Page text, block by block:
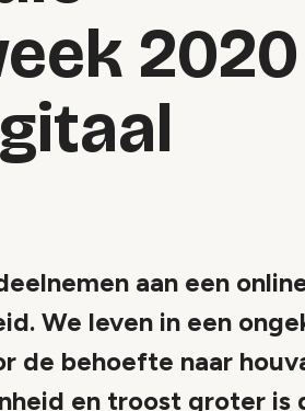
2020
aan een
We leven in een
de behoefte naar
en troost groter is